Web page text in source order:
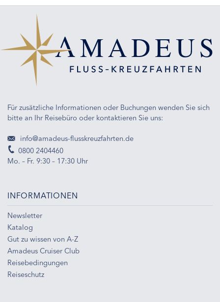
Für zusätzliche Informationen oder Buchungen wenden Sie sich
bitte an Ihr Reisebüro oder kontaktieren Sie uns:
info@amadeus-flusskreuzfahrten.de
0800 2404460
Mo. – Fr. 9:30 – 17:30 Uhr
INFORMATIONEN
Newsletter
Katalog
Gut zu wissen von A-Z
Amadeus Cruiser Club
Reisebedingungen
Reiseschutz